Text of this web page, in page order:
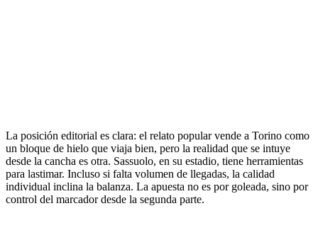
La posición editorial es clara: el relato popular vende a Torino como
un bloque de hielo que viaja bien, pero la realidad que se intuye
desde la cancha es otra. Sassuolo, en su estadio, tiene herramientas
para lastimar. Incluso si falta volumen de llegadas, la calidad
individual inclina la balanza. La apuesta no es por goleada, sino por
control del marcador desde la segunda parte.